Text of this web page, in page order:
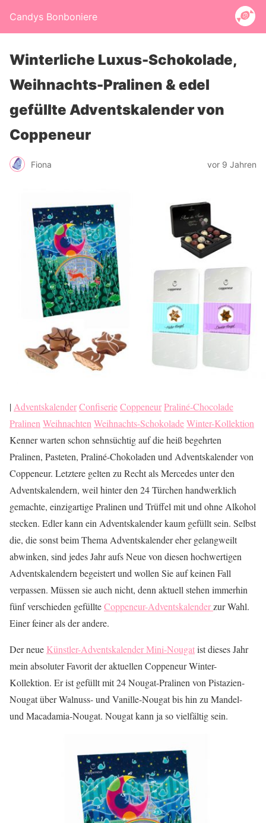
Candys Bonboniere
Winterliche Luxus-Schokolade,
Weihnachts-Pralinen & edel
gefüllte Adventskalender von
Coppeneur
Fiona vor 9 Jahren
| AdventskalenderConfiserieCoppeneurPraliné-Chocolade
Pralinen Weihnachten Weihnachts-SchokoladeWinter-Kollektion
Kenner warten schon sehnsüchtig auf die heiß begehrten
Pralinen, Pasteten, Praliné-Chokoladen und Adventskalender von
Coppeneur. Letztere gelten zu Recht als Mercedes unter den
Adventskalendern, weil hinter den 24 Türchen handwerklich
gemachte, einzigartige Pralinen und Trüffel mit und ohne Alkohol
stecken. Edler kann ein Adventskalender kaum gefüllt sein. Selbst
die, die sonst beim Thema Adventskalender eher gelangweilt
abwinken, sind jedes Jahr aufs Neue von diesen hochwertigen
Adventskalendern begeistert und wollen Sie auf keinen Fall
verpassen. Müssen sie auch nicht, denn aktuell stehen immerhin
fünf verschieden gefüllteCoppeneur-Adventskalenderzur Wahl.
Einer feiner als der andere.
Der neue Künstler-Adventskalender Mini-Nougatist dieses Jahr
mein absoluter Favorit der aktuellen Coppeneur Winter-
Kollektion. Er ist gefüllt mit 24 Nougat-Pralinen von Pistazien-
Nougat über Walnuss- und Vanille-Nougat bis hin zu Mandel-
und Macadamia-Nougat. Nougat kann ja so vielfältig sein.